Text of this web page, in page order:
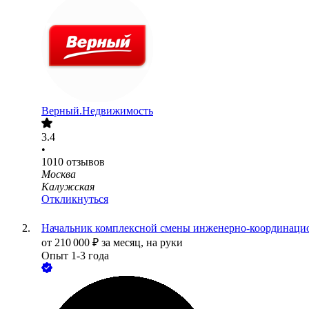
Верный.Недвижимость
3.4
•
1010 отзывов
Москва
Калужская
Откликнуться
Начальник комплексной смены инженерно-
от 210 000 ₽ за месяц, на руки
Опыт 1-3 года